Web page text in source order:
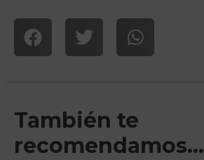
También te
recomendamos…